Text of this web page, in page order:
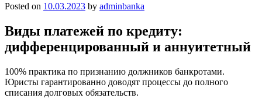
Posted on 10.03.2023 by adminbanka
Виды платежей по кредиту:
дифференцированный и aннуитетный
100% практика по признанию должников банкротами.
Юристы гарантированно доводят процессы до полного
списания долговых обязательств.